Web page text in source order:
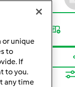
or unique
to
If
to you.
any time